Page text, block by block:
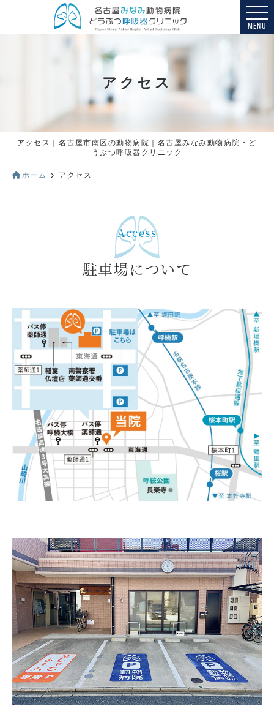
MENU
アクセス
アクセス｜名古屋市南区の動物病院｜名古屋みなみ動物病院・ど
うぶつ呼吸器クリニック
ホーム アクセス
駐車場について